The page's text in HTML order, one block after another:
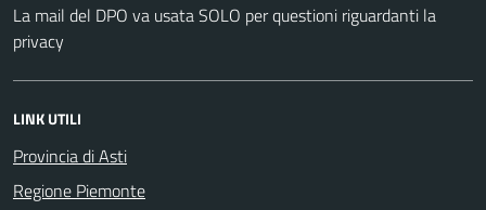
La mail del DPO va usata SOLO per questioni riguardanti la
privacy
LINK UTILI
Provincia di Asti
Regione Piemonte